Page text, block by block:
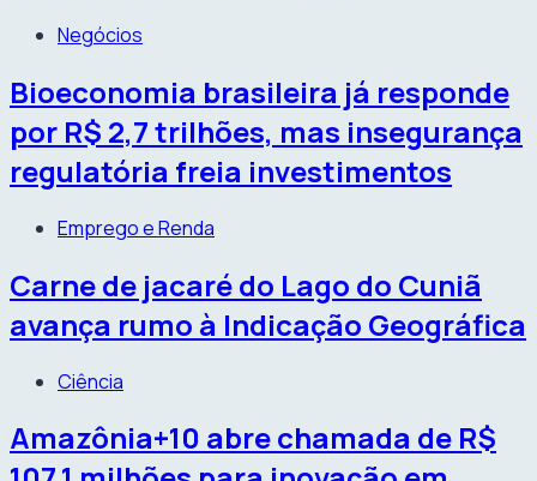
Negócios
Bioeconomia brasileira já responde
por R$ 2,7 trilhões, mas insegurança
regulatória freia investimentos
Emprego e Renda
Carne de jacaré do Lago do Cuniã
avança rumo à Indicação Geográfica
Ciência
Amazônia+10 abre chamada de R$